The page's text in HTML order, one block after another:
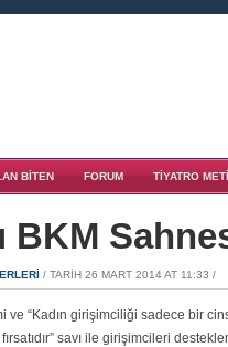
BITEN FORUM TIYATRO
BKM
/ TARIH 26 MART 2014 AT 11:33 /
“Kadın girişimciliği sadece bir
savı ile girişimcileri